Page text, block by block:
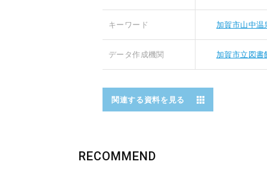
キーワード 加賀市山中温
データ作成機関 加賀市立図書
関連する資料を見る
RECOMMEND